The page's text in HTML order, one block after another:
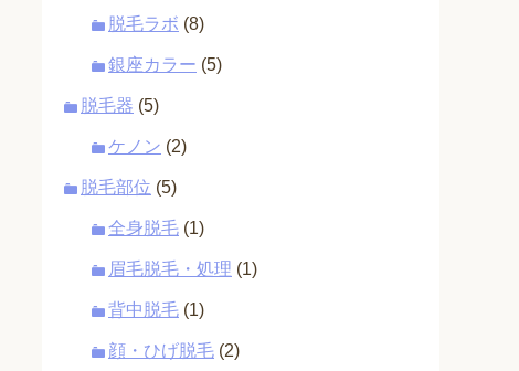
脱毛ラボ (8)
銀座カラー (5)
脱毛器 (5)
ケノン (2)
脱毛部位 (5)
全身脱毛 (1)
眉毛脱毛・処理 (1)
背中脱毛 (1)
顔・ひげ脱毛 (2)